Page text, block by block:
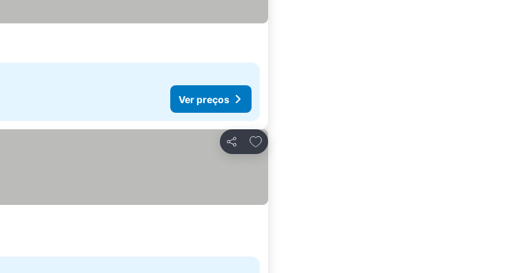
Ver preços
Partilhar
Adicionar aos favoritos